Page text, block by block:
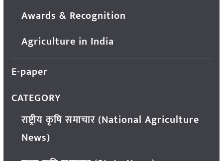
Awards & Recognition
Agriculture in India
E-paper
CATEGORY
राष्ट्रीय कृषि समाचार (National Agriculture
News)